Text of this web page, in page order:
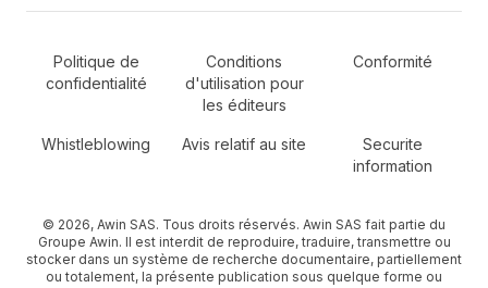
Secondary Footer Navigation
Politique de
confidentialité
Conditions
d'utilisation pour
les éditeurs
Conformité
Whistleblowing Avis relatif au site
Securite
information
© 2026, Awin SAS. Tous droits réservés. Awin SAS fait partie du
Groupe Awin. Il est interdit de reproduire, traduire, transmettre ou
stocker dans un système de recherche documentaire, partiellement
ou totalement, la présente publication sous quelque forme ou